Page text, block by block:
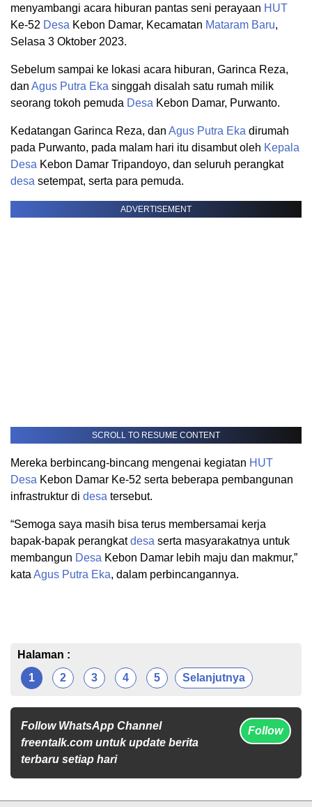
menyambangi acara hiburan pantas seni perayaan HUT
Ke-52 Desa Kebon Damar, Kecamatan Mataram Baru,
Selasa 3 Oktober 2023.
Sebelum sampai ke lokasi acara hiburan, Garinca Reza,
dan Agus Putra Eka singgah disalah satu rumah milik
seorang tokoh pemuda Desa Kebon Damar, Purwanto.
Kedatangan Garinca Reza, dan Agus Putra Eka dirumah
pada Purwanto, pada malam hari itu disambut oleh Kepala
Desa Kebon Damar Tripandoyo, dan seluruh perangkat
desa setempat, serta para pemuda.
ADVERTISEMENT
SCROLL TO RESUME CONTENT
Mereka berbincang-bincang mengenai kegiatan HUT
Desa Kebon Damar Ke-52 serta beberapa pembangunan
infrastruktur di desa tersebut.
“Semoga saya masih bisa terus membersamai kerja
bapak-bapak perangkatdesa serta masyarakatnya untuk
membangun Desa Kebon Damar lebih maju dan makmur,”
kata Agus Putra Eka, dalam perbincangannya.
Halaman :
1
2 3 4 5 Selanjutnya
Follow WhatsApp Channel
freentalk.com untuk update berita
terbaru setiap hari
Follow